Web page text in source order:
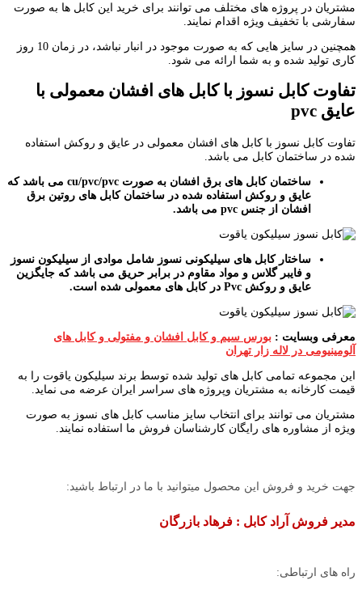
مشتریان در پروژه های مختلف می توانند برای خرید این کابل ها به صورت
سفارشی با تخفیف ویژه اقدام نمایند.
همچنین در سایز هایی که به صورت موجود در انبار نباشد، در زمان 10 روز
کاری تولید شده و به شما ارائه می شود.
تفاوت کابل نسوز با کابل های افشان معمولی با
عایق pvc
تفاوت کابل نسوز با کابل های افشان معمولی در عایق و روکش استفاده
شده در ساختمان کابل می باشد.
ساختمان کابل های برق افشان به صورت cu/pvc/pvc می باشد که
عایق و روکش استفاده شده در ساختمان کابل های روتین برق
افشان از جنس pvc می باشد.
ساختار کابل های سیلیکونی نسوز شامل موادی از سیلیکون نسوز
و فایبر گلاس و مواد مقاوم در برابر حریق می باشد که جایگزین
عایق و روکش Pvc در کابل های معمولی شده است.
معرفی وبسایت : بورس سیم و کابل افشان و مفتولی و کابل های
آلومینیومی در لاله زار تهران
این مجموعه تمامی کابل های تولید شده توسط برند سیلیکون یاقوت را به
قیمت کارخانه به مشتریان وپروژه های سراسر ایران عرضه می نماید.
مشتریان می توانند برای انتخاب سایز مناسب کابل های نسوز به صورت
ویژه از مشاوره های رایگان کارشناسان فروش ما استفاده نمایند.
جهت خرید و فروش این محصول میتوانید با ما در ارتباط باشید:
مدیر فروش آراد کابل : فرهاد بازرگان
راه های ارتباطی: